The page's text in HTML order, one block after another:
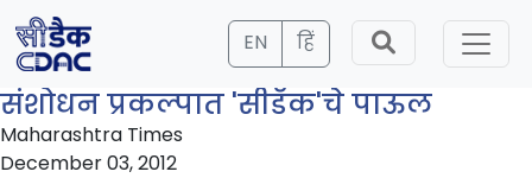
EN हिं
संशोधन प्रकल्पात 'सीडॅक'चे पाऊल
Maharashtra Times
December 03, 2012